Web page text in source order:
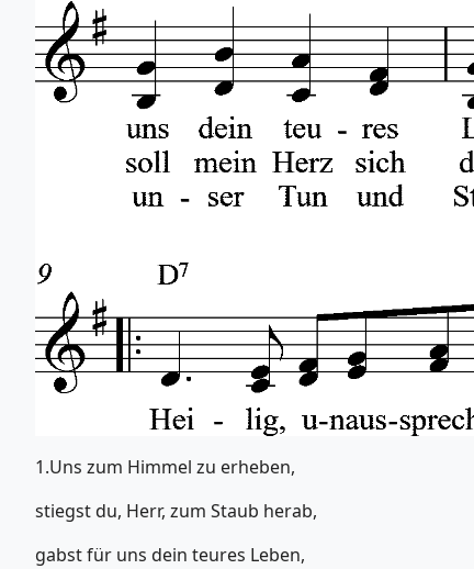
1.Uns zum Himmel zu erheben,
stiegst du, Herr, zum Staub herab,
gabst für uns dein teures Leben,